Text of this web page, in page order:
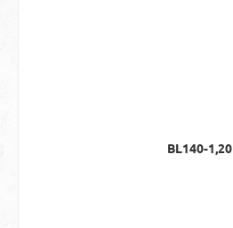
BL140-1,20